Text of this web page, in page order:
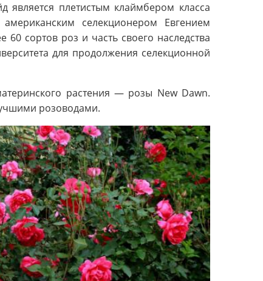
является плетистым клаймбером класса
селекционером Евгением
сортов роз и часть своего наследства
для продолжения селекционной
растения — розы New Dawn.
розоводами.